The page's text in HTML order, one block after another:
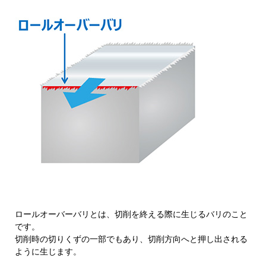
ロールオーバーバリとは、切削を終える際に生じるバリのこと
です。
切削時の切りくずの一部でもあり、切削方向へと押し出される
ように生じます。